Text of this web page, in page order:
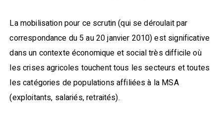
La mobilisation pour ce scrutin (qui se déroulait par
correspondance du 5 au 20 janvier 2010) est significative
dans un contexte économique et social très difficile où
les crises agricoles touchent tous les secteurs et toutes
les catégories de populations affiliées à la MSA
(exploitants, salariés, retraités).